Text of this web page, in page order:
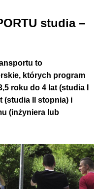
studia –
to
których program
roku do 4 lat (studia I
(studia II stopnia) i
(inżyniera lub